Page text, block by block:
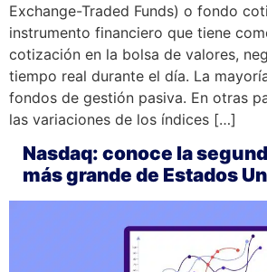
Exchange-Traded Funds) o fondo
instrumento financiero que tiene
cotización en la bolsa de valores,
tiempo real durante el día. La
fondos de gestión pasiva. En otras
las variaciones de los índices […]
Nasdaq: conoce la
más grande de Estados